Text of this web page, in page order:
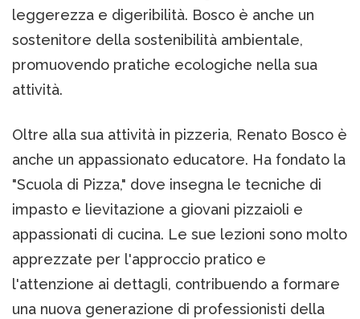
leggerezza e digeribilità. Bosco è anche un
sostenitore della sostenibilità ambientale,
promuovendo pratiche ecologiche nella sua
attività.
Oltre alla sua attività in pizzeria, Renato Bosco è
anche un appassionato educatore. Ha fondato la
"Scuola di Pizza," dove insegna le tecniche di
impasto e lievitazione a giovani pizzaioli e
appassionati di cucina. Le sue lezioni sono molto
apprezzate per l'approccio pratico e
l'attenzione ai dettagli, contribuendo a formare
una nuova generazione di professionisti della